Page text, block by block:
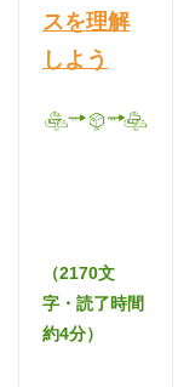
スを理解
しよう
（2170文
字・読了時間
約4分）